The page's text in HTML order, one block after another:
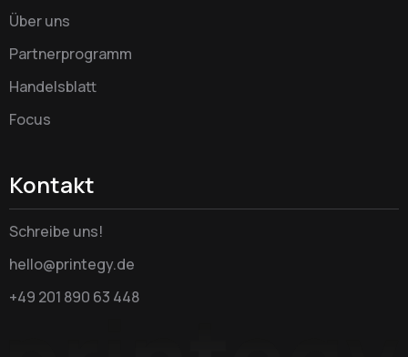
Über uns
Partnerprogramm
Handelsblatt
Focus
Kontakt
Schreibe uns!
hello@printegy.de
+49 201 890 63 448